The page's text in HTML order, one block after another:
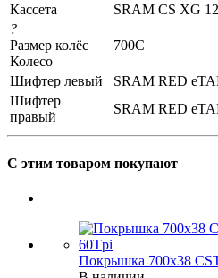
Кассета
SRAM CS XG
?
Размер колёс
Колесо
700C
Шифтер левый
SRAM RED
Шифтер
правый
SRAM RED
С этим товаром покупают
Покрышка 700x38